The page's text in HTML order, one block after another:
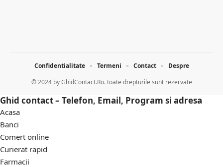
© 2024 byGhidContact.Ro. toate drepturile sunt rezervate
Confidentialitate Termeni Contact Despre
Ghid contact – Telefon, Email, Program si adresa
Acasa
Banci
Comert online
Curierat rapid
Farmacii